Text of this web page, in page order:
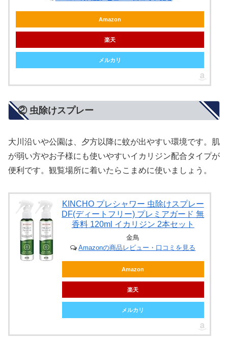
Amazon
楽天
メルカリ
② 虫除けスプレー
大川沿いや公園は、夕方以降に蚊が出やすい環境です。肌
が弱い方やお子様にも使いやすいイカリジン配合タイプが
便利です。観覧場所に着いたらこまめに使いましょう。
KINCHO プレシャワー 虫除けスプレー
DF(ディートフリー) プレミアガード 無
香料 120ml イカリジン 2本セット
金鳥
Amazonの商品レビュー・口コミを見る
Amazon
楽天
メルカリ